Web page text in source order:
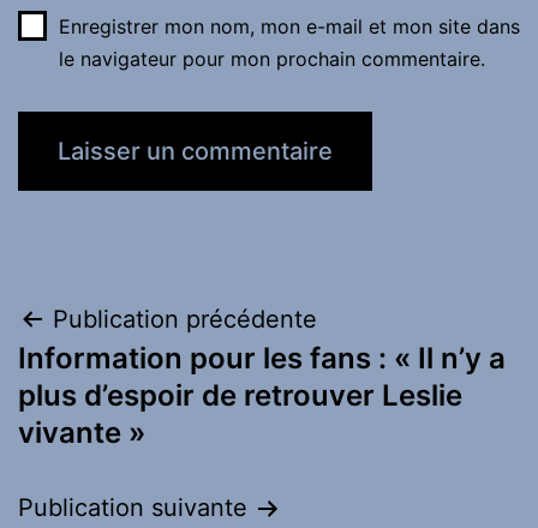
Enregistrer mon nom, mon e-mail et mon site dans
le navigateur pour mon prochain commentaire.
Navigation
de
l’article
Publication précédente
Information pour les fans : « Il n’y a
plus d’espoir de retrouver Leslie
vivante »
Publication suivante